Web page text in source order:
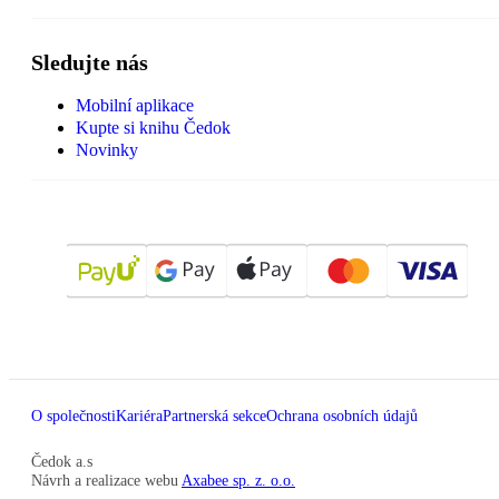
Sledujte nás
Mobilní aplikace
Kupte si knihu Čedok
Novinky
O společnostiKariéraPartnerská sekceOchrana osobních údajů
Čedok a.s
Návrh a realizace webu Axabee sp. z. o.o.